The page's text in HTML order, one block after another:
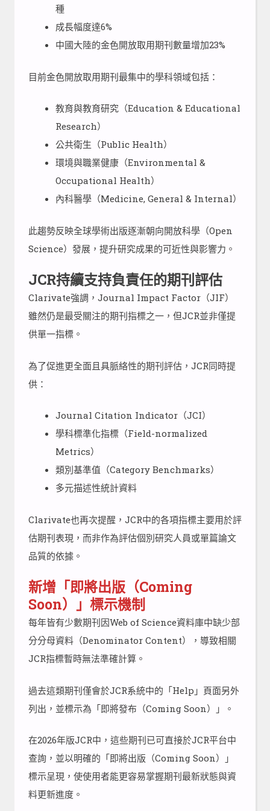
種
成長幅度達6%
中國大陸的金色開放取用期刊數量增加23%
目前金色開放取用期刊最集中的學科領域包括：
教育與教育研究（Education & Educational
Research）
公共衛生（Public Health）
環境與職業健康（Environmental &
Occupational Health）
內科醫學（Medicine, General & Internal）
此趨勢反映全球學術出版逐漸朝向開放科學（Open
Science）發展，提升研究成果的可近性與影響力。
JCR持續支持負責任的期刊評估
Clarivate強調，Journal Impact Factor（JIF）
雖然仍是最受關注的期刊指標之一，但JCR並非僅提
供單一指標。
為了促進更全面且具脈絡性的期刊評估，JCR同時提
供：
Journal Citation Indicator（JCI）
學科標準化指標（Field-normalized
Metrics）
類別基準值（Category Benchmarks）
多元描述性統計資料
Clarivate也再次提醒，JCR中的各項指標主要用於評
估期刊表現，而非作為評估個別研究人員或單篇論文
品質的依據。
新增「即將出版（Coming
Soon）」標示機制
每年皆有少數期刊因Web of Science資料庫中缺少部
分分母資料（Denominator Content），導致相關
JCR指標暫時無法準確計算。
過去這類期刊僅會於JCR系統中的「Help」頁面另外
列出，並標示為「即將發布（Coming Soon）」。
在2026年版JCR中，這些期刊已可直接於JCR平台中
查詢，並以明確的「即將出版（Coming Soon）」
標示呈現，使使用者能更容易掌握期刊最新狀態與資
料更新進度。